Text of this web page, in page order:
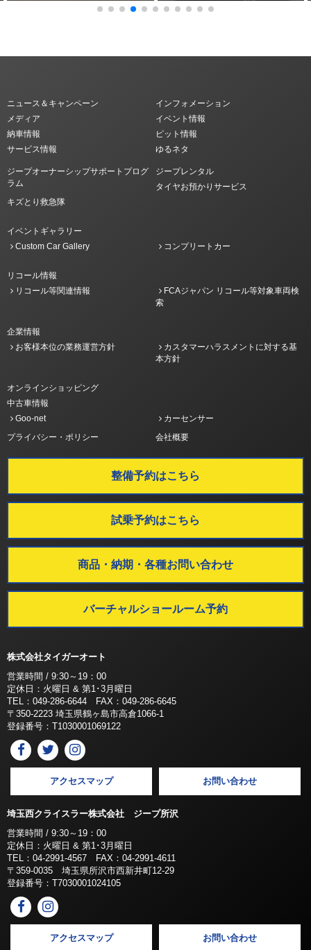
ニュース＆キャンペーン
インフォメーション
メディア
イベント情報
納車情報
ピット情報
サービス情報
ゆるネタ
ジープオーナーシップサポートプログ
ラム
ジープレンタル
タイヤお預かりサービス
キズとり救急隊
イベントギャラリー
Custom Car Gallery
コンプリートカー
リコール情報
リコール等関連情報
FCAジャパン リコール等対象車両検
索
企業情報
お客様本位の業務運営方針
カスタマーハラスメントに対する基
本方針
オンラインショッピング
中古車情報
Goo-net
カーセンサー
プライバシー・ポリシー
会社概要
整備予約はこちら
試乗予約はこちら
商品・納期・各種お問い合わせ
バーチャルショールーム予約
株式会社タイガーオート
営業時間 / 9:30～19：00
定休日：火曜日 & 第1･3月曜日
TEL：049-286-6644 FAX：049-286-6645
〒350-2223 埼玉県鶴ヶ島市高倉1066-1
登録番号：T1030001069122
アクセスマップ お問い合わせ
埼玉西クライスラー株式会社 ジープ所沢
営業時間 / 9:30～19：00
定休日：火曜日 & 第1･3月曜日
TEL：04-2991-4567 FAX：04-2991-4611
〒359-0035 埼玉県所沢市西新井町12-29
登録番号：T7030001024105
アクセスマップ お問い合わせ